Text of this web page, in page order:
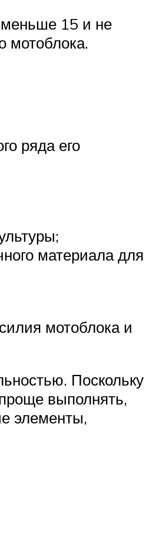
15 и не
мотоблока.
ряда его
материала для
мотоблока и
Поскольку
выполнять,
элементы,